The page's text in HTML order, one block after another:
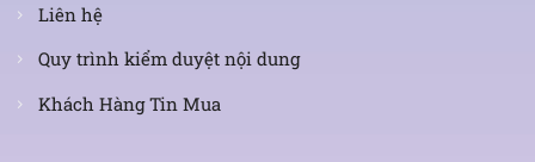
Liên hệ
Quy trình kiểm duyệt nội dung
Khách Hàng Tin Mua